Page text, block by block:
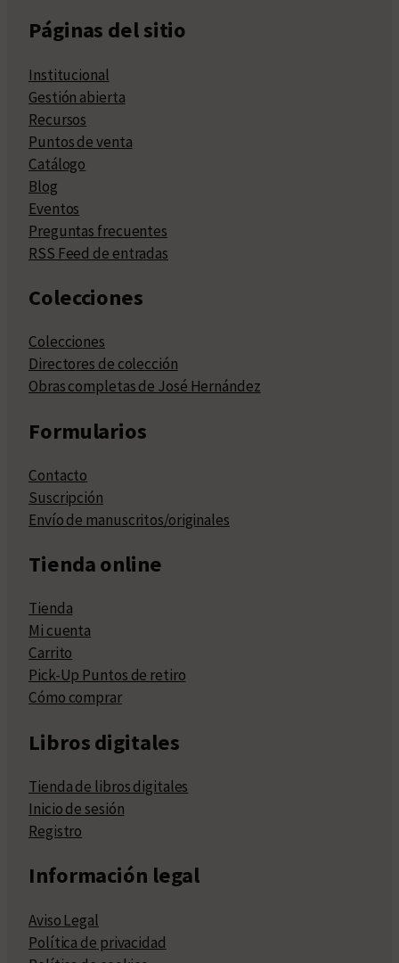
Páginas del sitio
Institucional
Gestión abierta
Recursos
Puntos de venta
Catálogo
Blog
Eventos
Preguntas frecuentes
RSS Feed de entradas
Colecciones
Colecciones
Directores de colección
Obras completas de José Hernández
Formularios
Contacto
Suscripción
Envío de manuscritos/originales
Tienda online
Tienda
Mi cuenta
Carrito
Pick-Up Puntos de retiro
Cómo comprar
Libros digitales
Tienda de libros digitales
Inicio de sesión
Registro
Información legal
Aviso Legal
Política de privacidad